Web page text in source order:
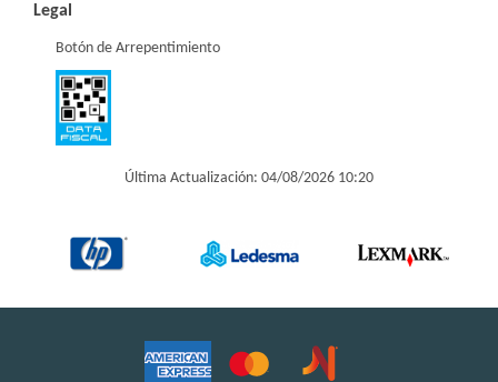
Legal
Botón de Arrepentimiento
Última Actualización: 04/08/2026 10:20